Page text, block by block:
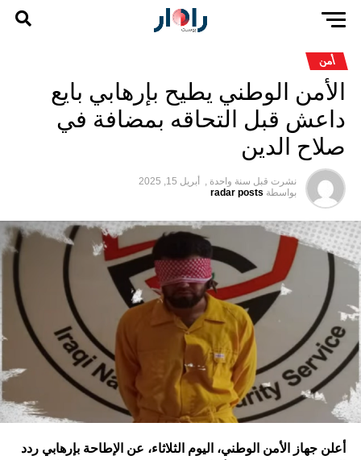
أمن
الأمن الوطني يطيح بإرهابي بايع
داعش قبل التحاقه بمضافة في
صلاح الدين
نشرت قبل سنة واحدة ,
أبريل 15, 2025
بواسطة radar posts
أعلن جهاز الأمن الوطني، اليوم الثلاثاء، عن الإطاحة بإرهابي ردد